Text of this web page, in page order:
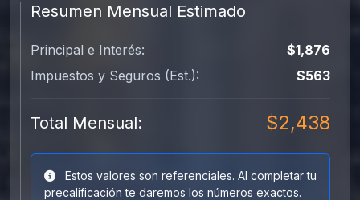
Resumen Mensual Estimado
Principal e Interés:
$1,876
Impuestos y Seguros (Est.):
$563
Total Mensual: $2,438
Estos valores son referenciales. Al completar tu
precalificación te daremos los números exactos.